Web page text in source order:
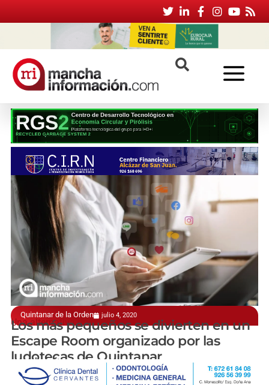
Quintanar de la Orden julio 4, 2020
Una alternativa de ocio
Los más pequeños se divierten en un
Escape Room organizado por las
ludotecas de Quintanar
manchainformacion.com